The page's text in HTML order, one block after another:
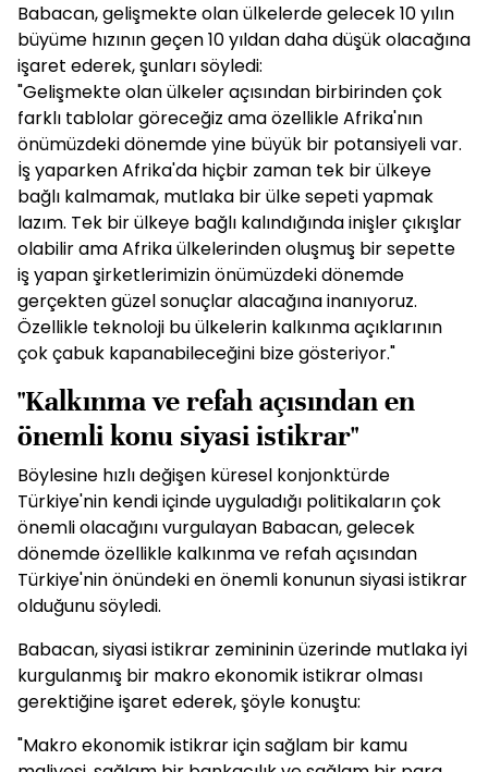
Babacan, gelişmekte olan ülkelerde gelecek 10 yılın
büyüme hızının geçen 10 yıldan daha düşük olacağına
işaret ederek, şunları söyledi:
"Gelişmekte olan ülkeler açısından birbirinden çok
farklı tablolar göreceğiz ama özellikle Afrika'nın
önümüzdeki dönemde yine büyük bir potansiyeli var.
İş yaparken Afrika'da hiçbir zaman tek bir ülkeye
bağlı kalmamak, mutlaka bir ülke sepeti yapmak
lazım. Tek bir ülkeye bağlı kalındığında inişler çıkışlar
olabilir ama Afrika ülkelerinden oluşmuş bir sepette
iş yapan şirketlerimizin önümüzdeki dönemde
gerçekten güzel sonuçlar alacağına inanıyoruz.
Özellikle teknoloji bu ülkelerin kalkınma açıklarının
çok çabuk kapanabileceğini bize gösteriyor."
"Kalkınma ve refah açısından en
önemli konu siyasi istikrar"
Böylesine hızlı değişen küresel konjonktürde
Türkiye'nin kendi içinde uyguladığı politikaların çok
önemli olacağını vurgulayan Babacan, gelecek
dönemde özellikle kalkınma ve refah açısından
Türkiye'nin önündeki en önemli konunun siyasi istikrar
olduğunu söyledi.
Babacan, siyasi istikrar zemininin üzerinde mutlaka iyi
kurgulanmış bir makro ekonomik istikrar olması
gerektiğine işaret ederek, şöyle konuştu:
"Makro ekonomik istikrar için sağlam bir kamu